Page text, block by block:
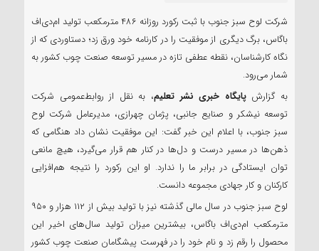
شرکت لوح سبز جنوب با ثبت رکورد روزانه ۴۸۶ مترمکعب تولید ام‌دی‌اف
باگاس، برگ دیگری از موفقیت را در کارنامه خود ورق زد؛ دستاوردی که از
نگاه کارشناسان، نقطه عطفی تازه در مسیر توسعه صنعت چوب کشور به
شمار می‌رود.
به گزارشپایگاه خبری نشر تعلیم، به نقل از روابط‌عمومی شرکت
توسعه نیشکر و صنایع جانبی، پژمان چهرازی، مدیرعامل شرکت لوح
سبز جنوب، با اعلام این خبر گفت: این موفقیت نشان داد هنگامی که
ذهن‌ها در مسیر درست و دل‌ها در کنار هم قرار می‌گیرد، هیچ مانعی
توان ایستادگی در برابر ما را ندارد. او این رکورد را نتیجه هم‌افزایی
کارکنان و کار جهادی مجموعه دانست.
لوح سبز جنوب در سال مالی گذشته نیز با تولید بیش از ۱۱۲ هزار و ۹۵۰
مترمکعب ام‌دی‌اف باگاس، بیشترین میزان تولید سال‌های اخیر این
محصول را رقم زد و نام خود را در فهرست پیشگامان صنعت چوب کشور